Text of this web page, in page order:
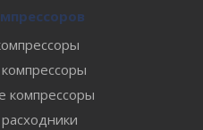
компрессоры